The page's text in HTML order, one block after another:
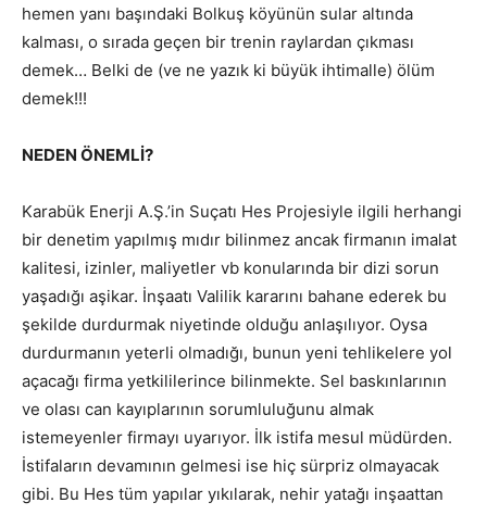
hemen yanı başındaki Bolkuş köyünün sular altında
kalması, o sırada geçen bir trenin raylardan çıkması
demek… Belki de (ve ne yazık ki büyük ihtimalle) ölüm
demek!!!
NEDEN ÖNEMLİ?
Karabük Enerji A.Ş.’in Suçatı Hes Projesiyle ilgili herhangi
bir denetim yapılmış mıdır bilinmez ancak firmanın imalat
kalitesi, izinler, maliyetler vb konularında bir dizi sorun
yaşadığı aşikar. İnşaatı Valilik kararını bahane ederek bu
şekilde durdurmak niyetinde olduğu anlaşılıyor. Oysa
durdurmanın yeterli olmadığı, bunun yeni tehlikelere yol
açacağı firma yetkililerince bilinmekte. Sel baskınlarının
ve olası can kayıplarının sorumluluğunu almak
istemeyenler firmayı uyarıyor. İlk istifa mesul müdürden.
İstifaların devamının gelmesi ise hiç sürpriz olmayacak
gibi. Bu Hes tüm yapılar yıkılarak, nehir yatağı inşaattan